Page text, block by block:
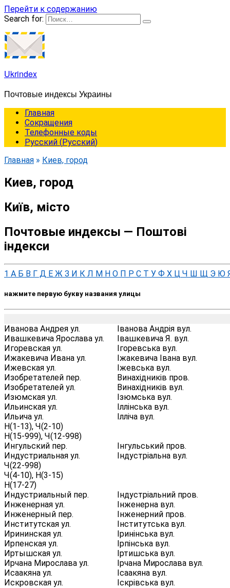
Перейти к содержанию
Search for:
Ukrindex
Почтовые индексы Украины
Главная
Сокращения
Телефонные коды
Русский (Русский)
Главная » Киев, город
Киев, город
Київ, місто
Почтовые индексы — Поштові
індекси
1 А Б В Г Д Е Ж З И К Л М Н О П Р С Т У Ф Х Ц Ч Ш Щ Э Ю
нажмите первую букву названия улицы
Иванова Андрея ул.
Іванова Андрія вул.
Ивашкевича Ярослава ул.
Івашкевича Я. вул.
Игоревская ул.
Ігоревська вул.
Ижакевича Ивана ул.
Іжакевича Івана вул.
Ижевская ул.
Іжевська вул.
Изобретателей пер.
Винахідників пров.
Изобретателей ул.
Винахідників вул.
Изюмская ул.
Ізюмська вул.
Ильинская ул.
Іллінська вул.
Ильича ул.
Ілліча вул.
Н(1-13), Ч(2-10)
Н(15-999), Ч(12-998)
Ингульский пер.
Інгульський пров.
Индустриальная ул.
Індустріальна вул.
Ч(22-998)
Ч(4-10), Н(3-15)
Н(17-27)
Индустриальный пер.
Індустріальний пров.
Инженерная ул.
Інженерна вул.
Инженерный пер.
Інженерний пров.
Институтская ул.
Інститутська вул.
Ирининская ул.
Іринінська вул.
Ирпенская ул.
Ірпінська вул.
Иртышская ул.
Іртишська вул.
Ирчана Мирослава ул.
Ірчана Мирослава вул.
Исаакяна ул.
Ісаакяна вул.
Искровская ул.
Іскрівська вул.